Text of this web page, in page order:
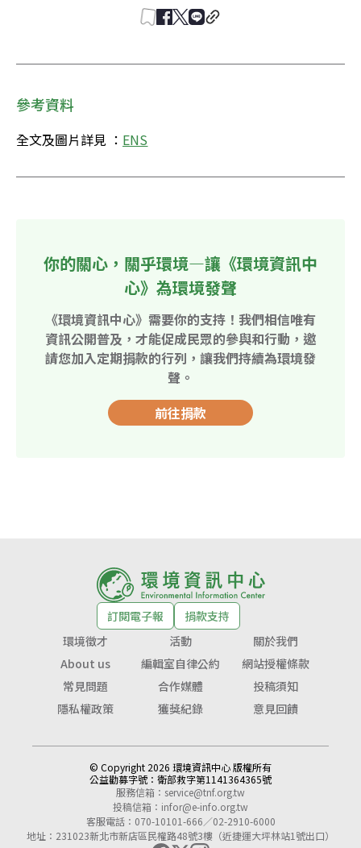
參考資料
全文及圖片詳見 ： ENS
你的關心，關乎環境—讓《環境資訊中
心》為環境發聲
《環境資訊中心》需要你的支持！我們相信唯有
資訊公開普及，才能促成民眾的參與和行動，邀
請您加入定期捐款的行列，讓我們持續為環境發
聲。
前往捐款
訂閱電子報
捐款支持
環境徵才
活動
關於我們
About us
編輯室自律公約
網站授權條款
常見問題
合作媒體
投稿須知
隱私權政策
獲獎紀錄 意見回饋
© Copyright 2026 環境資訊中心 版權所有
公益勸募字號： 衛部救字第1141364365號
服務信箱： service@tnf.org.tw
投稿信箱： infor@e-info.org.tw
客服電話：070-10101-666／02-2910-6000
地址：231023新北市新店區民權路48號3樓（近捷運大坪林站1號出口）